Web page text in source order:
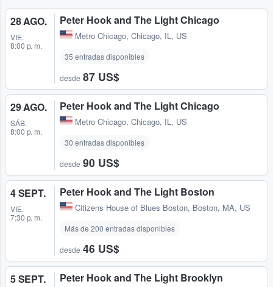
28 AGO.
VIE.
8:00 p. m.
Peter Hook and The Light Chicago
Metro Chicago, Chicago, IL, US
35 entradas disponibles
desde 87 US$
29 AGO.
SÁB.
8:00 p. m.
Peter Hook and The Light Chicago
Metro Chicago, Chicago, IL, US
30 entradas disponibles
desde 90 US$
4 SEPT.
VIE.
7:30 p. m.
Peter Hook and The Light Boston
Citizens House of Blues Boston, Boston, MA, US
Más de 200 entradas disponibles
desde 46 US$
5 SEPT. Peter Hook and The Light Brooklyn